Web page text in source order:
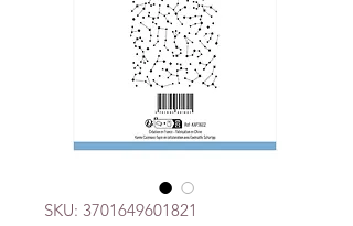
SKU: 3701649601821